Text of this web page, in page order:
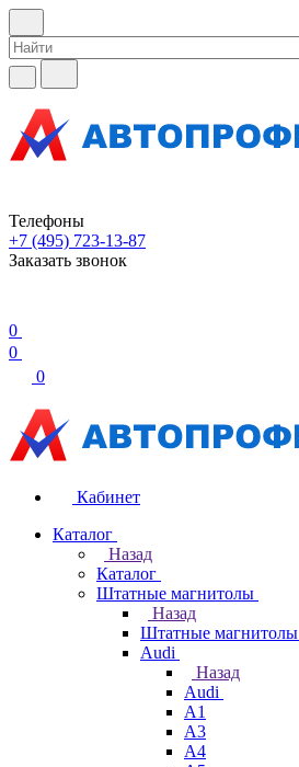
Телефоны
+7 (495) 723-13-87
Заказать звонок
0
0
0
Кабинет
Каталог
Назад
Каталог
Штатные магнитолы
Назад
Штатные магнитолы
Audi
Назад
Audi
A1
A3
A4